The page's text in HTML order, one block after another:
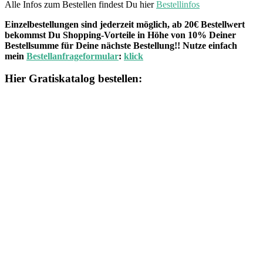
Alle Infos zum Bestellen findest Du hierBestellinfos
Einzelbestellungen sind jederzeit möglich, ab 20€ Bestellwert
bekommst Du Shopping-Vorteile in Höhe von 10% Deiner
Bestellsumme für Deine nächste Bestellung!! Nutze einfach
mein Bestellanfrageformular: klick
Hier Gratiskatalog bestellen: